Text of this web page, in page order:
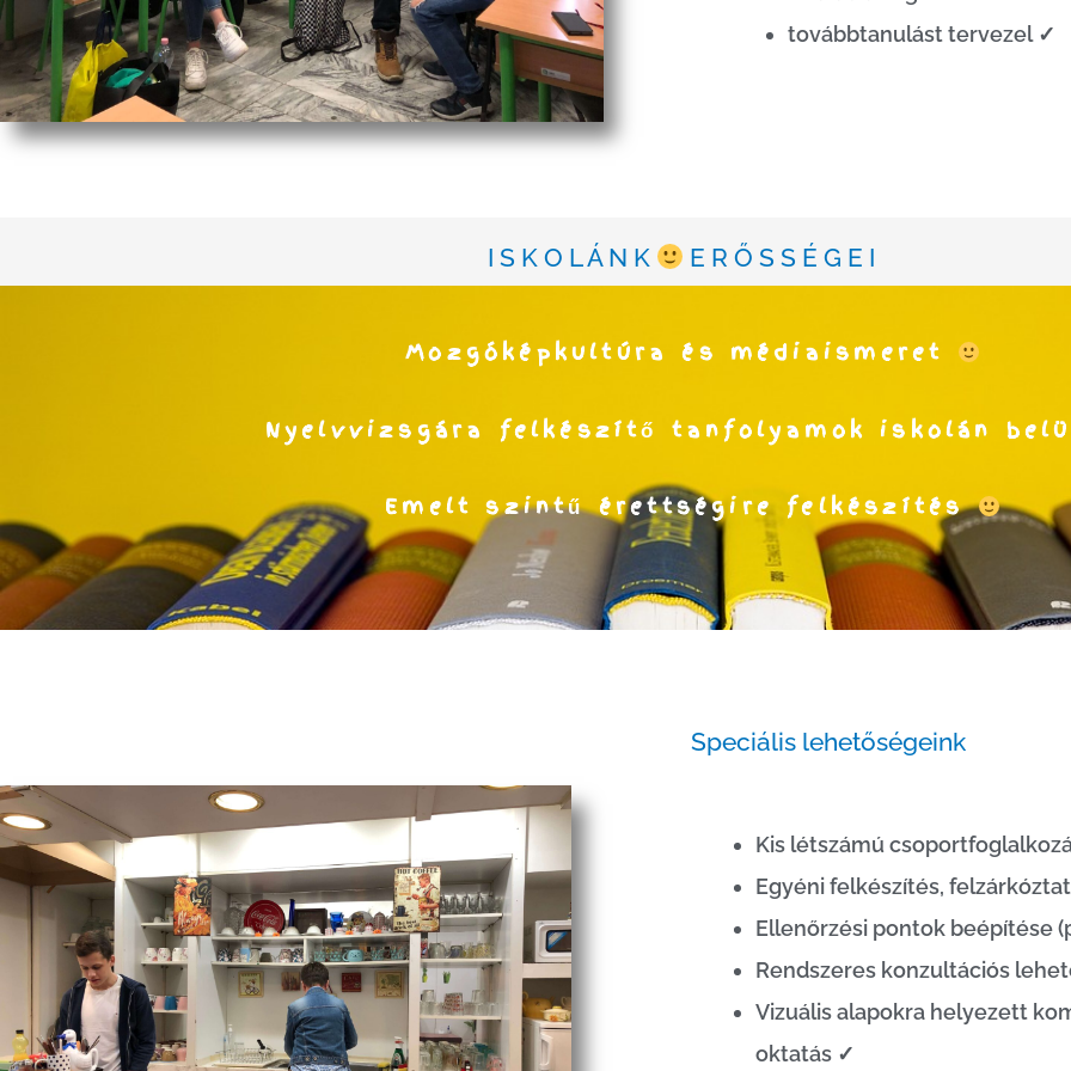
továbbtanulást tervezel ✓
I S K O L Á N K E R Ő S S É G E I
Mozgóképkultúra és médiaismeret
Nyelvvizsgára felkészítő tanfolyamok iskolán
Emelt szintű érettségire felkészítés
Speciális lehetőségeink
Kis létszámú
Egyéni felkészítés,
Ellenőrzési pontok beépítése
Rendszeres konzultációs
Vizuális alapokra helyezett
oktatás ✓